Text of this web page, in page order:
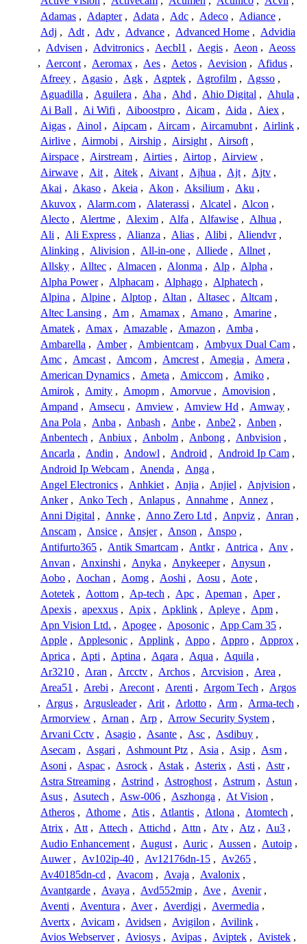
Adamas , Adapter , Adata , Adc , Adeco , Adiance ,
Adj , Adt , Adv , Advance , Advanced Home , Advidia
, Advisen , Advitronics , Aecbl1 , Aegis , Aeon , Aeoss
, Aercont , Aeromax , Aes , Aetos , Aevision , Afidus ,
Afreey , Agasio , Agk , Agptek , Agrofilm , Agsso ,
Aguadilla , Aguilera , Aha , Ahd , Ahio Digital , Ahula ,
Ai Ball , Ai Wifi , Aiboostpro , Aicam , Aida , Aiex ,
Aigas , Ainol , Aipcam , Aircam , Aircamubnt , Airlink ,
Airlive , Airmobi , Airship , Airsight , Airsoft ,
Airspace , Airstream , Airties , Airtop , Airview ,
Airwave , Ait , Aitek , Aivant , Ajhua , Ajt , Ajtv ,
Akai , Akaso , Akeia , Akon , Aksilium , Aku ,
Akuvox , Alarm.com , Alaterassi , Alcatel , Alcon ,
Alecto , Alertme , Alexim , Alfa , Alfawise , Alhua ,
Ali , Ali Express , Alianza , Alias , Alibi , Aliendvr ,
Alinking , Alivision , All-in-one , Alliede , Allnet ,
Allsky , Alltec , Almacen , Alonma , Alp , Alpha ,
Alpha Power , Alphacam , Alphago , Alphatech ,
Alpina , Alpine , Alptop , Altan , Altasec , Altcam ,
Altec Lansing , Am , Amamax , Amano , Amarine ,
Amatek , Amax , Amazable , Amazon , Amba ,
Ambarella , Amber , Ambientcam , Ambyux Dual Cam ,
Amc , Amcast , Amcom , Amcrest , Amegia , Amera ,
American Dynamics , Ameta , Amiccom , Amiko ,
Amirok , Amity , Amopm , Amorvue , Amovision ,
Ampand , Amsecu , Amview , Amview Hd , Amway ,
Ana Pola , Anba , Anbash , Anbe , Anbe2 , Anben ,
Anbentech , Anbiux , Anbolm , Anbong , Anbvision ,
Ancarla , Andin , Andowl , Android , Android Ip Cam ,
Android Ip Webcam , Anenda , Anga ,
Angel Electronics , Anhkiet , Anjia , Anjiel , Anjvision ,
Anker , Anko Tech , Anlapus , Annahme , Annez ,
Anni Digital , Annke , Anno Zero Ltd , Anpviz , Anran ,
Anscam , Ansice , Ansjer , Anson , Anspo ,
Antifurto365 , Antik Smartcam , Antkr , Antrica , Anv ,
Anvan , Anxinshi , Anyka , Anykeeper , Anysun ,
Aobo , Aochan , Aomg , Aoshi , Aosu , Aote ,
Aotetek , Aottom , Ap-tech , Apc , Apeman , Aper ,
Apexis , apexxus , Apix , Apklink , Apleye , Apm ,
Apn Vision Ltd. , Apogee , Aposonic , App Cam 35 ,
Apple , Applesonic , Applink , Appo , Appro , Approx ,
Aprica , Apti , Aptina , Aqara , Aqua , Aquila ,
Ar3210 , Aran , Arcctv , Archos , Arcvision , Area ,
Area51 , Arebi , Arecont , Arenti , Argom Tech , Argos
, Argus , Argusleader , Arit , Arlotto , Arm , Arma-tech ,
Armorview , Arnan , Arp , Arrow Security System ,
Arvani Cctv , Asagio , Asante , Asc , Asdibuy ,
Asecam , Asgari , Ashmount Ptz , Asia , Asip , Asm ,
Asoni , Aspac , Asrock , Astak , Asterix , Asti , Astr ,
Astra Streaming , Astrind , Astroghost , Astrum , Astun ,
Asus , Asutech , Asw-006 , Aszhonga , At Vision ,
Atheros , Athome , Atis , Atlantis , Atlona , Atomtech ,
Atrix , Att , Attech , Attichd , Attn , Atv , Atz , Au3 ,
Audio Enhancement , August , Auric , Aussen , Autoip ,
Auwer , Av102ip-40 , Av12176dn-15 , Av265 ,
Av40185dn-cd , Avacom , Avaja , Avalonix ,
Avantgarde , Avaya , Avd552mip , Ave , Avenir ,
Aventi , Aventura , Aver , Averdigi , Avermedia ,
Avertx , Avicam , Avidsen , Avigilon , Avilink ,
Avios Webserver , Aviosys , Avipas , Aviptek , Avistek ,